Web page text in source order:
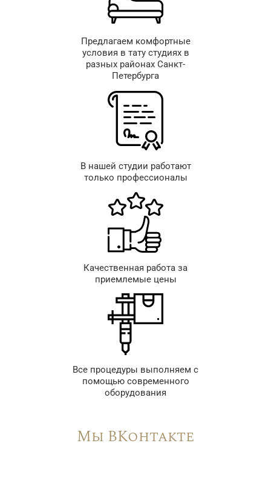
Предлагаем комфортные
условия в тату студиях в
разных районах Санкт-
Петербурга
В нашей студии работают
только профессионалы
Качественная работа за
приемлемые цены
Все процедуры выполняем с
помощью современного
оборудования
Мы ВКонтакте